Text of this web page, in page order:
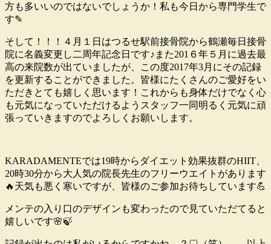
方も多いいのではないでしょうか！私も今日から専門学生で
す✎
そして！！！４月１日はつるせ駅前接骨院から鶴瀬毎日接骨
院に名義変更し二周年記念日です♪また201６年５月に過去最
高の来院数が出ていましたが、この度2017年3月にその記録
を更新することができました。皆様にたくさんのご愛好をい
ただきとても嬉しく思います！これからも身体だけでなく心
も元気になっていただけるようスタッフ一同明るく元気に頑
張っていきますのでよろしくお願いします。
KARADAMENTEでは19時からダイエット効果抜群のHIIT、
20時30分から大人気の院長先生のフリーウエイトがあります
🔥天気も悪く寒いですが、皆様のご参加お待ちしています💪
メンテの入り口のデザインも変わったので見ていただてると
嬉しいです🌸🍃